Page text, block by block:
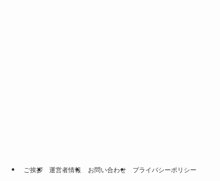
ご挨拶 運営者情報 お問い合わせ プライバシーポリシー